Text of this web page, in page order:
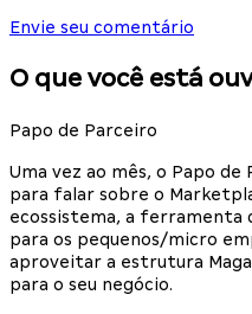
Envie seu comentário
O que você está
Papo de Parceiro
Uma vez ao mês, o Papo
para falar sobre o
ecossistema, a ferramenta
para os pequenos/micro
aproveitar a estrutura
para o seu negócio.